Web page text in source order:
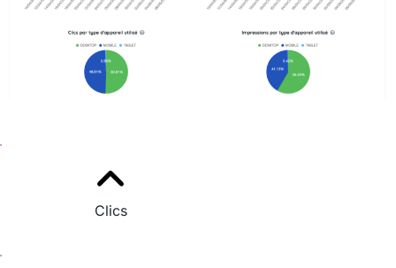
Clics